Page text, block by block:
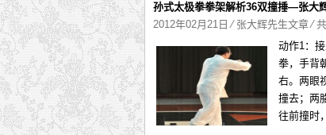
孙式太极拳拳架解析36双撞捶—张大
2012年02月21日 ⁄ 张大辉先生文章⁄
动作1：
拳，手背
右。两眼
撞去；两
往前撞时